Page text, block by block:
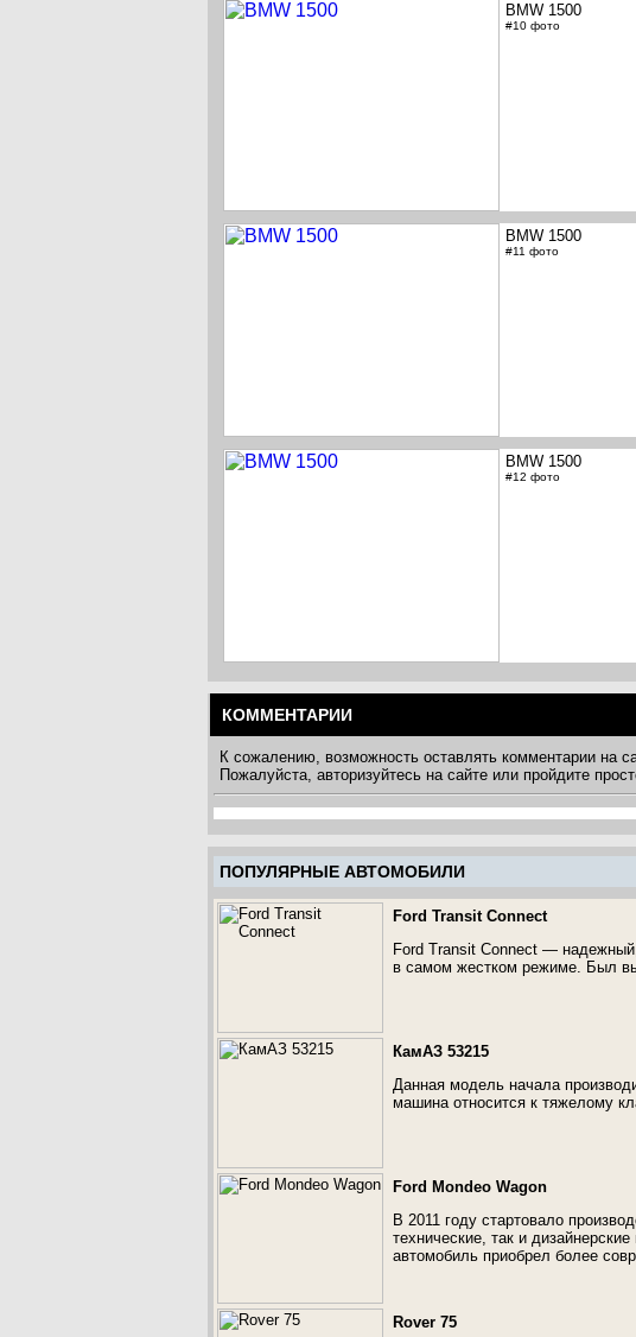
BMW 1500
#10 фото
BMW 1500
#11 фото
BMW 1500
#12 фото
КОММЕНТАРИИ
К сожалению, возможность оставлять комментарии на
Пожалуйста, авторизуйтесь на сайте или пройдите
ПОПУЛЯРНЫЕ АВТОМОБИЛИ
Ford Transit Connect
Ford Transit Connect —
в самом жестком режиме. Был
КамАЗ 53215
Данная модель начала
машина относится к тяжелому
Ford Mondeo Wagon
В 2011 году стартовало
технические, так и
автомобиль приобрел более
Rover 75